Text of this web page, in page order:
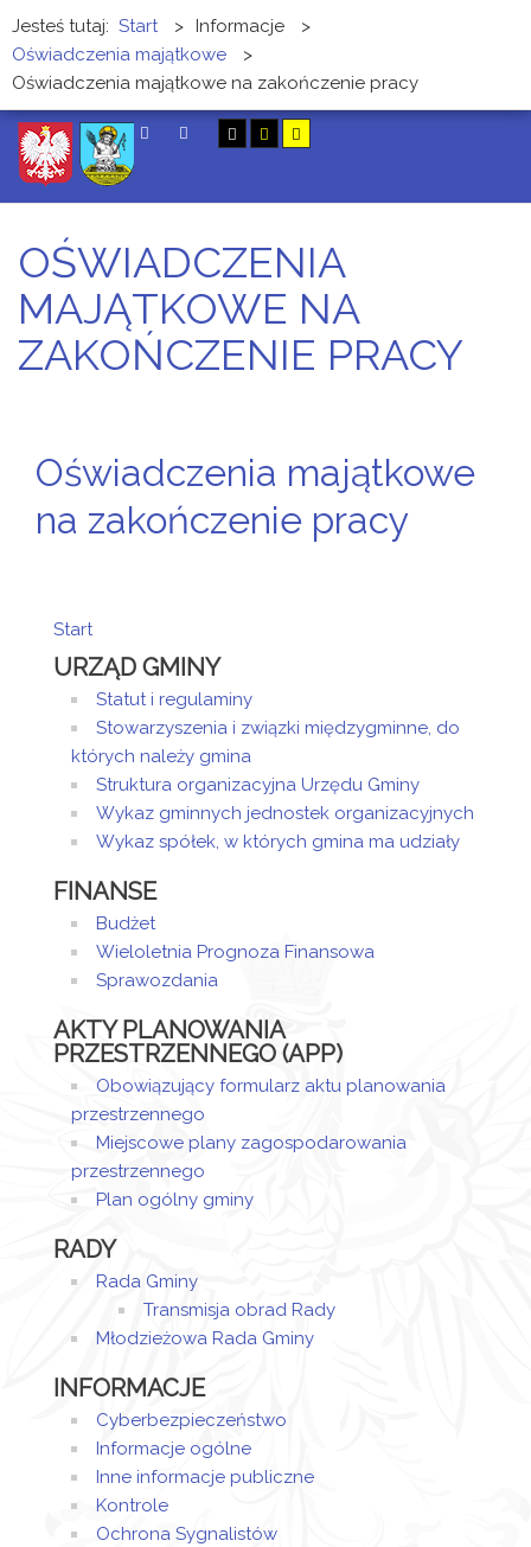
Jesteś tutaj: Start > Informacje
>
Oświadczenia majątkowe
>
Oświadczenia majątkowe na zakończenie pracy
OŚWIADCZENIA
MAJĄTKOWE NA
ZAKOŃCZENIE PRACY
Oświadczenia majątkowe
na zakończenie pracy
Start
URZĄD GMINY
Statut i regulaminy
Stowarzyszenia i związki międzygminne, do
których należy gmina
Struktura organizacyjna Urzędu Gminy
Wykaz gminnych jednostek organizacyjnych
Wykaz spółek, w których gmina ma udziały
FINANSE
Budżet
Wieloletnia Prognoza Finansowa
Sprawozdania
AKTY PLANOWANIA
PRZESTRZENNEGO (APP)
Obowiązujący formularz aktu planowania
przestrzennego
Miejscowe plany zagospodarowania
przestrzennego
Plan ogólny gminy
RADY
Rada Gminy
Transmisja obrad Rady
Młodzieżowa Rada Gminy
INFORMACJE
Cyberbezpieczeństwo
Informacje ogólne
Inne informacje publiczne
Kontrole
Ochrona Sygnalistów